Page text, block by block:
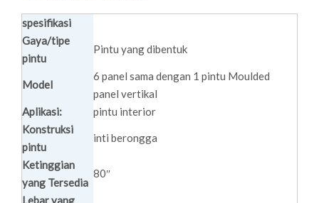
spesifikasi
Gaya/tipe
pintu
Pintu yang dibentuk
Model
6 panel sama dengan 1 pintu Moulded
panel vertikal
Aplikasi:
pintu interior
Konstruksi
pintu
inti berongga
Ketinggian
yang Tersedia
80″
Lebar yang